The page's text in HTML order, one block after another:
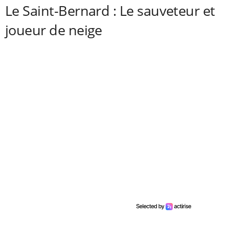
Le Saint-Bernard : Le sauveteur et
joueur de neige